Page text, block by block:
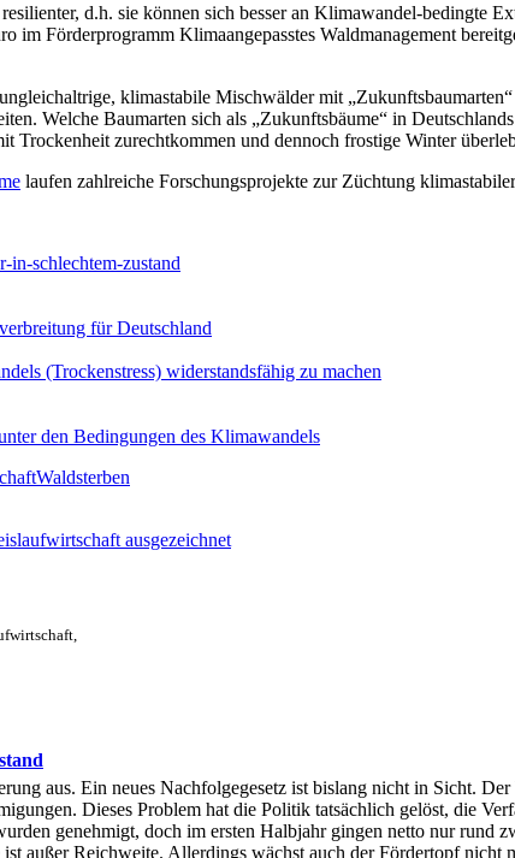
d.h. sie können sich besser an Klimawandel-bedingte
im Förderprogramm Klimaangepasstes Waldmanagement
klimastabile Mischwälder mit
Welche Baumarten sich als „Zukunftsbäume“ in
Trockenheit zurechtkommen und dennoch frostige Winter
laufen zahlreiche Forschungsprojekte zur Züchtung
in-schlechtem-zustand
für Deutschland
(Trockenstress) widerstandsfähig zu machen
den Bedingungen des Klimawandels
Schlagworte
Waldsterben
ausgezeichnet
aus. Ein neues Nachfolgegesetz ist bislang nicht in Sicht.
Dieses Problem hat die Politik tatsächlich gelöst, die
genehmigt, doch im ersten Halbjahr gingen netto nur
außer Reichweite. Allerdings wächst auch der Fördertopf nicht